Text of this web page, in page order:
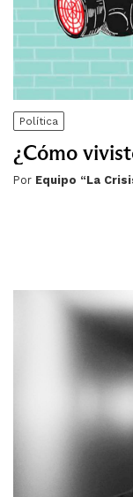
Política
¿Cómo
Por Equipo “La